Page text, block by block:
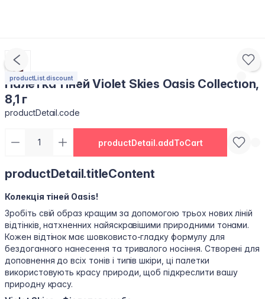
productList.discount
Палетка тіней Violet Skies Oasis Collection,
8,1 г
productDetail.code
productDetail.addToCart
productDetail.titleContent
Колекція тіней Oasis!
Зробіть свій образ кращим за допомогою трьох нових ліній
відтінків, натхненних найяскравішими природними тонами.
Кожен відтінок має шовковисто-гладку формулу для
бездоганного нанесення та тривалого носіння. Створені для
доповнення до всіх тонів і типів шкіри, ці палетки
використовують красу природи, щоб підкреслити вашу
природну красу.